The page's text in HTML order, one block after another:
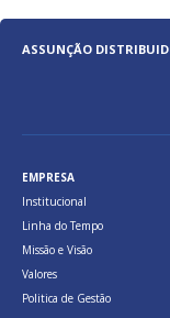
ASSUNÇÃO
EMPRESA
Institucional
Linha do Tempo
Missão e Visão
Valores
Politica de Gestão